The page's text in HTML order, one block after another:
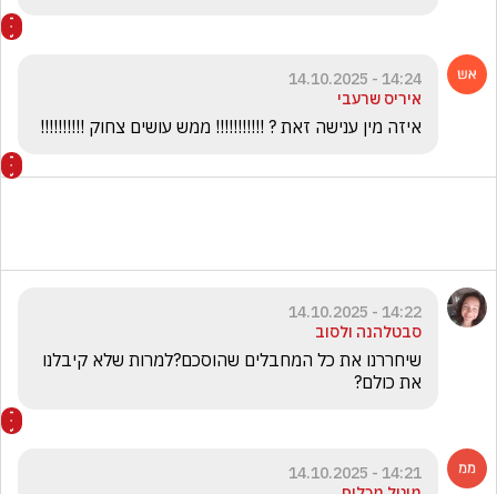
14:24 - 14.10.2025
איריס שרעבי
איזה מין ענישה זאת ? !!!!!!!!!!! ממש עושים צחוק !!!!!!!!!!
14:22 - 14.10.2025
סבטלהנה ולסוב
את כולם?
14:21 - 14.10.2025